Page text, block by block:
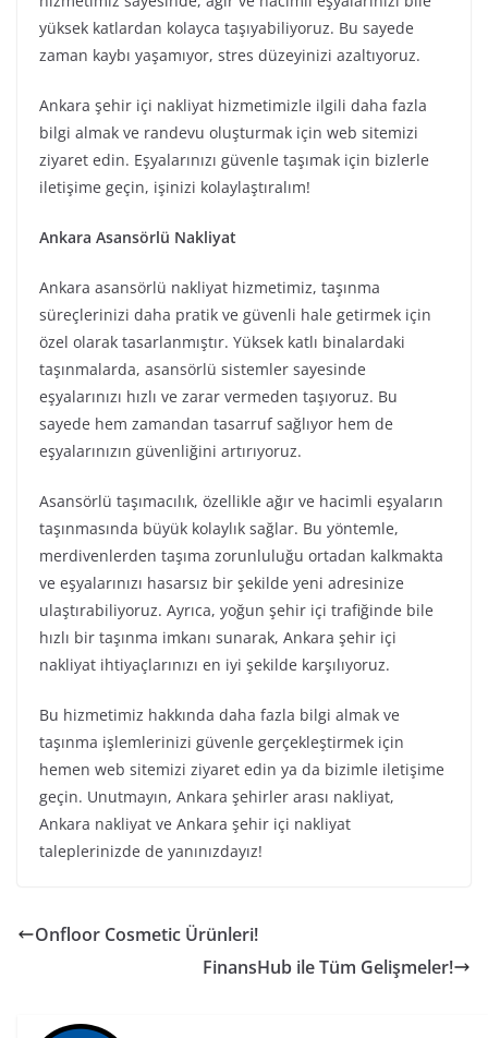
yüksek katlardan kolayca taşıyabiliyoruz. Bu sayede
zaman kaybı yaşamıyor, stres düzeyinizi azaltıyoruz.
Ankara şehir içi nakliyat hizmetimizle ilgili daha fazla
bilgi almak ve randevu oluşturmak için web sitemizi
ziyaret edin. Eşyalarınızı güvenle taşımak için bizlerle
iletişime geçin, işinizi kolaylaştıralım!
Ankara Asansörlü Nakliyat
Ankara asansörlü nakliyat hizmetimiz, taşınma
süreçlerinizi daha pratik ve güvenli hale getirmek için
özel olarak tasarlanmıştır. Yüksek katlı binalardaki
taşınmalarda, asansörlü sistemler sayesinde
eşyalarınızı hızlı ve zarar vermeden taşıyoruz. Bu
sayede hem zamandan tasarruf sağlıyor hem de
eşyalarınızın güvenliğini artırıyoruz.
Asansörlü taşımacılık, özellikle ağır ve hacimli eşyaların
taşınmasında büyük kolaylık sağlar. Bu yöntemle,
merdivenlerden taşıma zorunluluğu ortadan kalkmakta
ve eşyalarınızı hasarsız bir şekilde yeni adresinize
ulaştırabiliyoruz. Ayrıca, yoğun şehir içi trafiğinde bile
hızlı bir taşınma imkanı sunarak, Ankara şehir içi
nakliyat ihtiyaçlarınızı en iyi şekilde karşılıyoruz.
Bu hizmetimiz hakkında daha fazla bilgi almak ve
taşınma işlemlerinizi güvenle gerçekleştirmek için
hemen web sitemizi ziyaret edin ya da bizimle iletişime
geçin. Unutmayın, Ankara şehirler arası nakliyat,
Ankara nakliyat ve Ankara şehir içi nakliyat
taleplerinizde de yanınızdayız!
Onfloor Cosmetic Ürünleri!
FinansHub ile Tüm Gelişmeler!